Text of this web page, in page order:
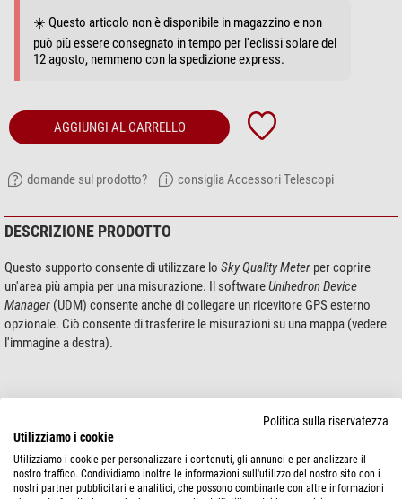
☀️ Questo articolo non è disponibile in magazzino e non
può più essere consegnato in tempo per l'eclissi solare del
12 agosto, nemmeno con la spedizione express.
AGGIUNGI AL CARRELLO
domande sul prodotto? consiglia Accessori Telescopi
DESCRIZIONE PRODOTTO
Questo supporto consente di utilizzare lo Sky Quality Meter per coprire
un'area più ampia per una misurazione. Il softwareUnihedron Device
Manager (UDM) consente anche di collegare un ricevitore GPS esterno
opzionale. Ciò consente di trasferire le misurazioni su una mappa (vedere
l'immagine a destra).
mostra di più...
Politica sulla riservatezza
Utilizziamo i cookie
Utilizziamo i cookie per personalizzare i contenuti, gli annunci e per analizzare il
nostro traffico. Condividiamo inoltre le informazioni sull'utilizzo del nostro sito con i
nostri partner pubblicitari e analitici, che possono combinarle con altre informazioni